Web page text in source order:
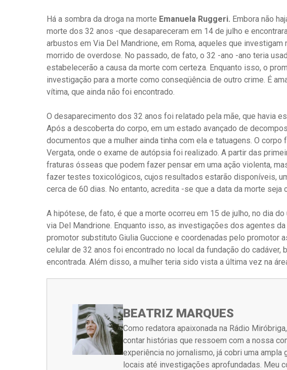
Há a sombra da droga na morte Emanuela Ruggeri. Embora não
morte dos 32 anos -que desapareceram em 14 de julho e
arbustos em Via Del Mandrione, em Roma, aqueles que
morrido de overdose. No passado, de fato, o 32 -ano -ano teria
estabelecerão a causa da morte com certeza. Enquanto isso, o
investigação para a morte como conseqüência de outro crime. É
vítima, que ainda não foi encontrado.
O desaparecimento dos 32 anos foi relatado pela mãe, que havia
Após a descoberta do corpo, em um estado avançado de
documentos que a mulher ainda tinha com ela e tatuagens. O
Vergata, onde o exame de autópsia foi realizado. A partir das
fraturas ósseas que podem fazer pensar em uma ação violenta,
fazer testes toxicológicos, cujos resultados estarão disponíveis,
cerca de 60 dias. No entanto, acredita -se que a data da morte seja
A hipótese, de fato, é que a morte ocorreu em 15 de julho, no dia
via Del Mandrione. Enquanto isso, as investigações dos agentes
promotor substituto Giulia Guccione e coordenadas pelo promotor
celular de 32 anos foi encontrado no local da fundação do
encontrada. Além disso, a mulher teria sido vista a última vez na
BEATRIZ MARQUES
Como redatora apaixonada na Rádio
contar histórias que ressoem com a nossa
experiência no jornalismo, já cobri uma
locais até investigações aprofundadas. Meu